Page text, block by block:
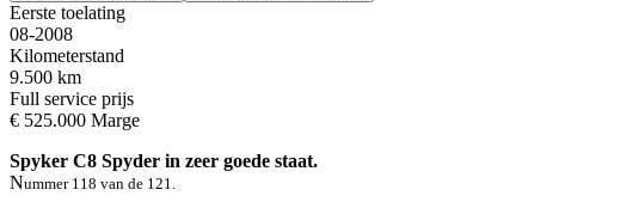
Eerste toelating
08-2008
Kilometerstand
9.500 km
Full service prijs
€ 525.000 Marge
Spyker C8 Spyder in zeer goede staat.
Nummer 118 van de 121.